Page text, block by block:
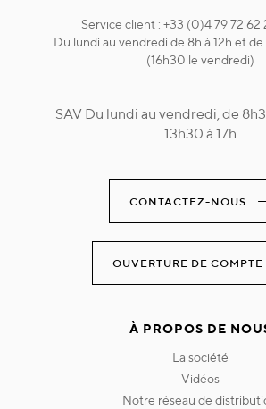
Service client : +33 (0)4 79 72 62
Du lundi au vendredi de 8h à 12h et de
(16h30 le vendredi)
SAV Du lundi au vendredi, de
13h30 à 17h
CONTACTEZ-NOUS
OUVERTURE DE COMPTE
À PROPOS DE
la société
vidéos
notre réseau de